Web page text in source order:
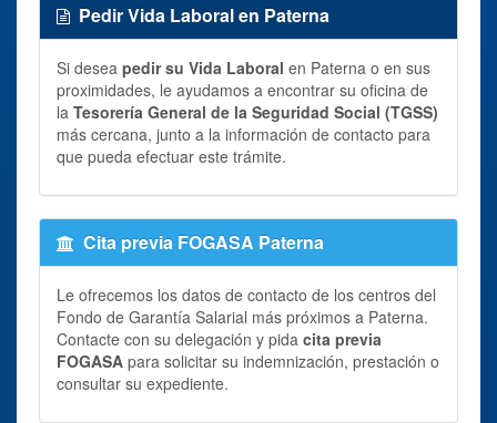
Pedir Vida Laboral en Paterna
Si desea pedir su Vida Laboral en Paterna o en sus
proximidades, le ayudamos a encontrar su oficina de
la Tesorería General de la Seguridad Social (TGSS)
más cercana, junto a la información de contacto para
que pueda efectuar este trámite.
Cita previa FOGASA Paterna
Le ofrecemos los datos de contacto de los centros del
Fondo de Garantía Salarial más próximos a Paterna.
Contacte con su delegación y pida cita previa
FOGASA para solicitar su indemnización, prestación o
consultar su expediente.